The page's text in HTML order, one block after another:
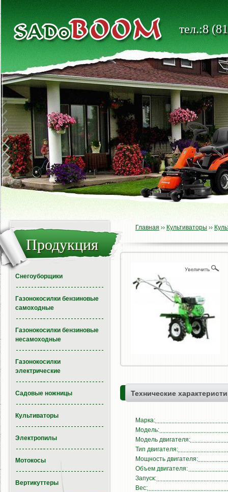
тел.:8
Главная ›› Культиваторы ››
Технические
Марка:
Модель:
Модель двигателя:
Тип двигателя:
Мощность двигателя:
Объем двигателя:
Запуск:
Вес:
Продукция
Снегоуборщики
Газонокосилки бензиновые
самоходные
Газонокосилки бензиновые
несамоходные
Газонокосилки
электрические
Садовые ножницы
Культиваторы
Электропилы
Мотокосы
Вертикуттеры